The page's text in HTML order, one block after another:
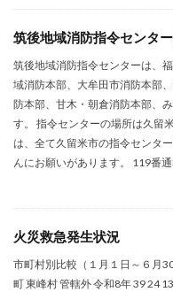
筑後地域消防指令センタ
筑後地域消防指令センターは、
域消防本部、大牟田市消防本部
防本部、甘木・朝倉消防本部、
す。 指令センターの場所は久留
は、全て久留米市の指令センタ
んにお願いがあります。 119番
火災救急発生状況
市町村別比較（１月１日～６
町 東峰村 管轄外 令和8年 39 24